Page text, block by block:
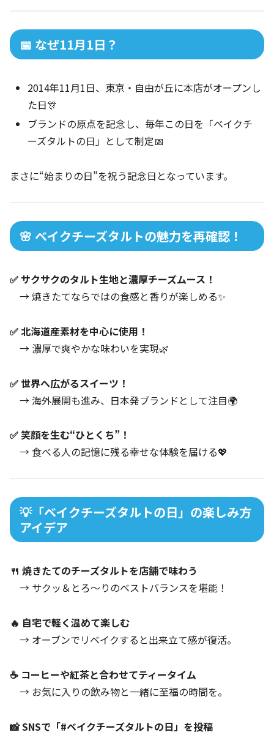
📅 なぜ11月1日？
2014年11月1日、東京・自由が丘に本店がオープンし
た日🎊
ブランドの原点を記念し、毎年この日を「ベイクチ
ーズタルトの日」として制定📅
まさに“始まりの日”を祝う記念日となっています。
🌸 ベイクチーズタルトの魅力を再確認！
✅ サクサクのタルト生地と濃厚チーズムース！
→ 焼きたてならではの食感と香りが楽しめる✨
✅ 北海道産素材を中心に使用！
→ 濃厚で爽やかな味わいを実現🌿
✅ 世界へ広がるスイーツ！
→ 海外展開も進み、日本発ブランドとして注目🌍
✅ 笑顔を生む“ひとくち”！
→ 食べる人の記憶に残る幸せな体験を届ける💖
💡「ベイクチーズタルトの日」の楽しみ方
アイデア
🍴 焼きたてのチーズタルトを店舗で味わう
→ サクッ＆とろ～りのベストバランスを堪能！
🔥 自宅で軽く温めて楽しむ
→ オーブンでリベイクすると出来立て感が復活。
☕ コーヒーや紅茶と合わせてティータイム
→ お気に入りの飲み物と一緒に至福の時間を。
📸 SNSで「#ベイクチーズタルトの日」を投稿